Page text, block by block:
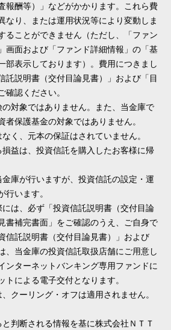
報酬等）」などがかかります。これら費
なり、または運用状況等により変動しま
ることができません（ただし、「ファン
画面および「ファンド詳細情報」の「基
部表示しております）。費用につきまし
託説明書（交付目論見書）」および「目
確認ください。
対象ではありません。また、当金庫で
者保護基金の対象ではありません。
く、元本の保証はされていません。
益は、投資信託を購入したお客様に帰
庫が行いますが、投資信託の設定・運
行います。
は、必ず「投資信託説明書（交付目論
書補完書面」をご確認のうえ、ご自身で
信託説明書（交付目論見書）」および
、当金庫の投資信託取扱店舗にご用意し
ンターネットバンキング専用ファンドに
トによる電子交付となります。
クーリング・オフは適用されません。
判断される情報を基に株式会社ＮＴＴ